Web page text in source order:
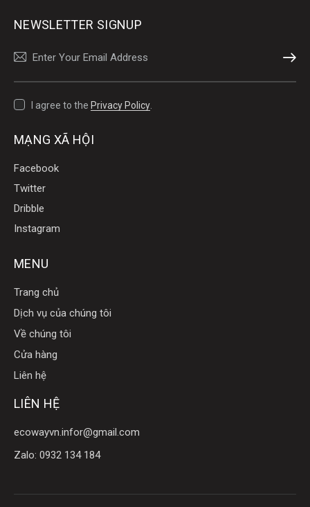
NEWSLETTER SIGNUP
I agree to the Privacy Policy
MẠNG XÃ HỘI
Facebook
Twitter
Dribble
Instagram
MENU
Trang chủ
Dịch vụ của chúng tôi
Về chúng tôi
Cửa hàng
Liên hệ
LIÊN HỆ
ecowayvn.infor@gmail.com
Zalo: 0932 134 184